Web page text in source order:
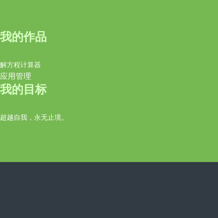
我的作品
解方程计算器
应用管理
我的目标
超越自我，永无止境。